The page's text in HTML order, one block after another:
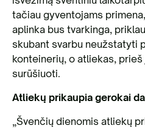
tačiau gyventojams
aplinka bus tvarkinga,
skubant svarbu neužstatyti
konteinerių, o atliekas,
surūšiuoti.
Atliekų prikaupia gerokai
„Švenčių dienomis atliekų